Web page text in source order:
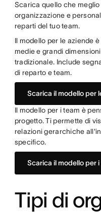
Scarica quello che
organizzazione e
reparti del tuo team.
Il modello per le aziende
medie e grandi
tradizionale. Include
di reparto e team.
Scarica il modello per
Il modello per i team è
progetto. Ti permette di
relazioni gerarchiche
specifico.
Scarica il modello per i
Tipi di